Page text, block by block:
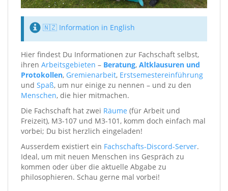
🇳🇿 Information in English
Hier findest Du Informationen zur Fachschaft selbst,
ihren Arbeitsgebieten – Beratung, Altklausuren und
Protokollen, Gremienarbeit, Erstsemestereinführung
und Spaß, um nur einige zu nennen – und zu den
Menschen, die hier mitmachen.
Die Fachschaft hat zwei Räume (für Arbeit und
Freizeit), M3-107 und M3-101, komm doch einfach mal
vorbei; Du bist herzlich eingeladen!
Ausserdem existiert ein Fachschafts-Discord-Server.
Ideal, um mit neuen Menschen ins Gespräch zu
kommen oder über die aktuelle Abgabe zu
philosophieren. Schau gerne mal vorbei!